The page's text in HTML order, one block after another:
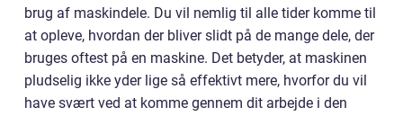
brug af maskindele. Du vil nemlig til alle tider komme til
at opleve, hvordan der bliver slidt på de mange dele, der
bruges oftest på en maskine. Det betyder, at maskinen
pludselig ikke yder lige så effektivt mere, hvorfor du vil
have svært ved at komme gennem dit arbejde i den